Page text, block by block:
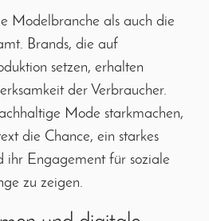
Modelbranche als auch die
Brands, die auf
setzen, erhalten
der Verbraucher.
Mode starkmachen,
die Chance, ein starkes
ihr Engagement für soziale
zu zeigen.